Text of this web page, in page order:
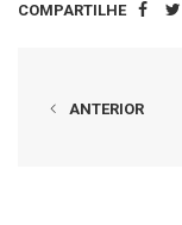
COMPARTILHE
ANTERIOR